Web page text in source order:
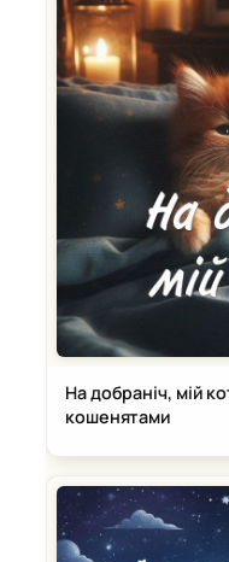
На добраніч, мій
кошенятами